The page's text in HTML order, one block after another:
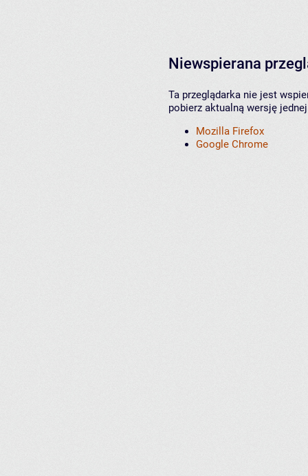
Niewspierana
Ta przeglądarka nie jest
pobierz aktualną wersję
Mozilla Firefox
Google Chrome